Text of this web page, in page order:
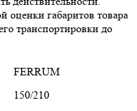
габаритов товара
транспортировки до
FERRUM
150/210